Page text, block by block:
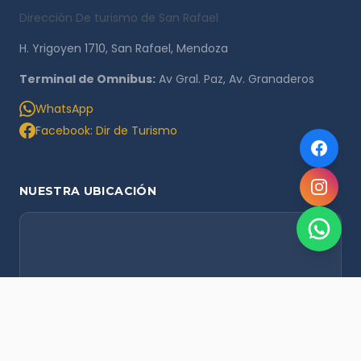
Dirección De turismo de San Rafael
H. Yrigoyen 1710, San Rafael, Mendoza
Terminal de Omnibus: Av Gral. Paz, Av. Granaderos
WhatsApp
Facebook: Dir de Turismo
NUESTRA UBICACIÓN